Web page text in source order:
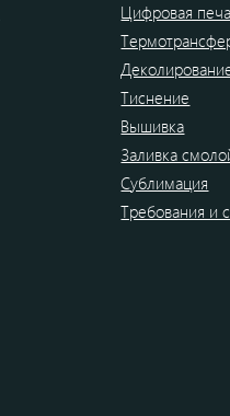
Цифровая
Тиснение
Вышивка
Заливка
Сублимация
Требования и